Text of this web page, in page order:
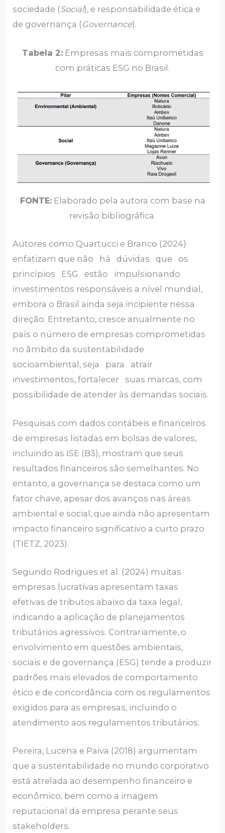
sociedade (Social), e responsabilidade ética e
de governança (Governance).
Tabela 2:Empresas mais comprometidas
com práticas ESG no Brasil.
FONTE:Elaborado pela autora com base na
revisão bibliográfica.
Autores como Quartucci e Branco (2024)
enfatizam que não há dúvidas que os
princípios ESG estão impulsionando
investimentos responsáveis a nível mundial,
embora o Brasil ainda seja incipiente nessa
direção. Entretanto, cresce anualmente no
país o número de empresas comprometidas
no âmbito da sustentabilidade
socioambiental, seja para atrair
investimentos, fortalecer suas marcas, com
possibilidade de atender às demandas sociais.
Pesquisas com dados contábeis e financeiros
de empresas listadas em bolsas de valores,
incluindo as ISE (B3), mostram que seus
resultados financeiros são semelhantes. No
entanto, a governança se destaca como um
fator chave, apesar dos avanços nas áreas
ambiental e social, que ainda não apresentam
impacto financeiro significativo a curto prazo
(TIETZ, 2023).
Segundo Rodrigues et al. (2024) muitas
empresas lucrativas apresentam taxas
efetivas de tributos abaixo da taxa legal,
indicando a aplicação de planejamentos
tributários agressivos. Contrariamente, o
envolvimento em questões ambientais,
sociais e de governança (ESG) tende a produzir
padrões mais elevados de comportamento
ético e de concordância com os regulamentos
exigidos para as empresas, incluindo o
atendimento aos regulamentos tributários.
Pereira, Lucena e Paiva (2018) argumentam
que a sustentabilidade no mundo corporativo
está atrelada ao desempenho financeiro e
econômico, bem como a imagem
reputacional da empresa perante seus
stakeholders.